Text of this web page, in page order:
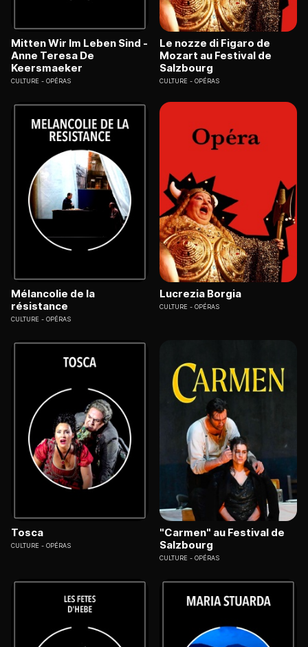
Mitten Wir Im Leben Sind -
Anne Teresa De
Keersmaeker
CULTURE OPÉRAS
Le nozze di Figaro de
Mozart au Festival de
Salzbourg
CULTURE OPÉRAS
Mélancolie de la
résistance
CULTURE OPÉRAS
Lucrezia Borgia
CULTURE OPÉRAS
Tosca
CULTURE OPÉRAS
"Carmen" au Festival de
Salzbourg
CULTURE OPÉRAS